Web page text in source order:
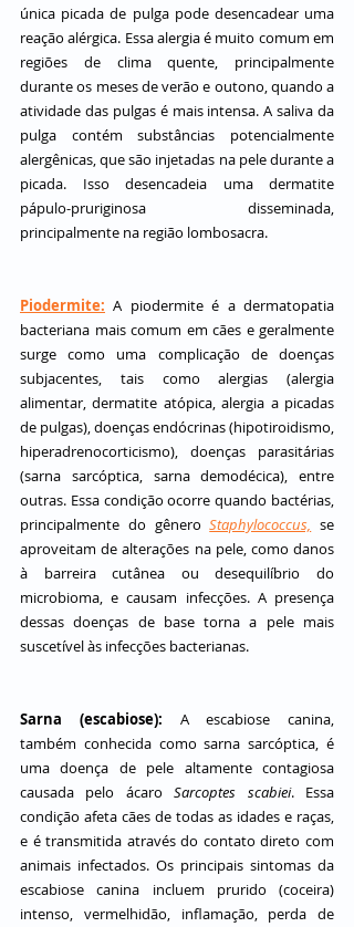
única picada de pulga pode desencadear uma
reação alérgica. Essa alergia é muito comum em
regiões de clima quente, principalmente
durante os meses de verão e outono, quando a
atividade das pulgas é mais intensa. A saliva da
pulga contém substâncias potencialmente
alergênicas, que são injetadas na pele durante a
picada. Isso desencadeia uma dermatite
pápulo-pruriginosa disseminada,
principalmente na região lombosacra.
Piodermite: A piodermite é a dermatopatia
bacteriana mais comum em cães e geralmente
surge como uma complicação de doenças
subjacentes, tais como alergias (alergia
alimentar, dermatite atópica, alergia a picadas
de pulgas), doenças endócrinas (hipotiroidismo,
hiperadrenocorticismo), doenças parasitárias
(sarna sarcóptica, sarna demodécica), entre
outras. Essa condição ocorre quando bactérias,
principalmente do gênero Staphylococcus, se
aproveitam de alterações na pele, como danos
à barreira cutânea ou desequilíbrio do
microbioma, e causam infecções. A presença
dessas doenças de base torna a pele mais
suscetível às infecções bacterianas.
Sarna (escabiose): A escabiose canina,
também conhecida como sarna sarcóptica, é
uma doença de pele altamente contagiosa
causada pelo ácaro Sarcoptes scabiei. Essa
condição afeta cães de todas as idades e raças,
e é transmitida através do contato direto com
animais infectados. Os principais sintomas da
escabiose canina incluem prurido (coceira)
intenso, vermelhidão, inflamação, perda de